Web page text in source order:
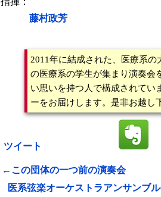
藤村政芳
2011年に結成された、医療系
の医療系の学生が集まり演奏会
い思いを持つ人で構成されてい
ーをお届けします。是非お越し
ツイート
←この団体の一つ前の演奏会
医系弦楽オーケストラアンサンブ